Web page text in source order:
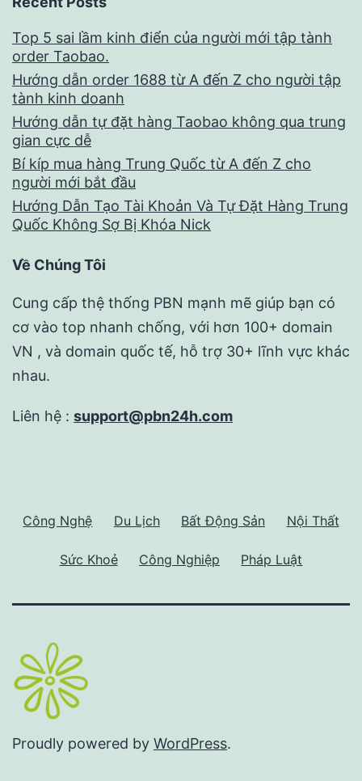
Top 5 sai lầm kinh điển của người mới tập tành
order Taobao.
Hướng dẫn order 1688 từ A đến Z cho người tập
tành kinh doanh
Hướng dẫn tự đặt hàng Taobao không qua trung
gian cực dễ
Bí kíp mua hàng Trung Quốc từ A đến Z cho
người mới bắt đầu
Hướng Dẫn Tạo Tài Khoản Và Tự Đặt Hàng Trung
Quốc Không Sợ Bị Khóa Nick
Về Chúng Tôi
Cung cấp thệ thống PBN mạnh mẽ giúp bạn có
cơ vào top nhanh chống, với hơn 100+ domain
VN , và domain quốc tế, hỗ trợ 30+ lĩnh vực khác
nhau.
Liên hệ : support@pbn24h.com
Công Nghệ Du Lịch Bất Động Sản Nội Thất
Sức Khoẻ Công Nghiệp Pháp Luật
Proudly powered by WordPress.